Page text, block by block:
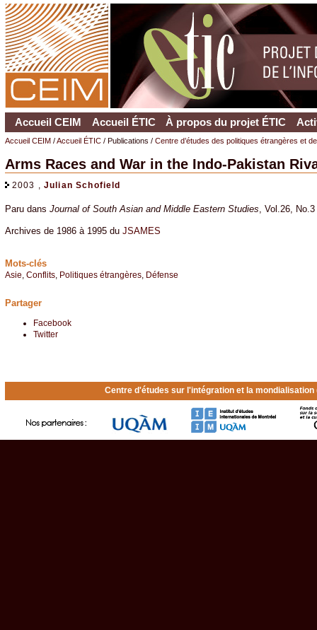
Accueil CEIM Accueil ÉTIC À propos du projet ÉTIC
Accueil CEIM/Accueil ÉTIC/ Publications / Centre d’études des politiques étrangères et
Arms Races and War in the Indo-Pakistan
2003 , Julian Schofield
Paru dans Journal of South Asian and Middle Eastern Studies, Vol.26,
Archives de 1986 à 1995 du JSAMES
Mots-clés
Asie Conflits, Politiques étrangères, Défense
Partager
Facebook
Twitter
Centre d'études sur l'intégration et la mondialisation